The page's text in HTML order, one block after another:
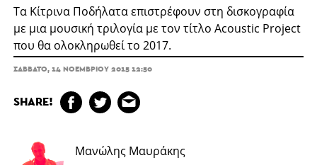
Τα Κίτρινα Ποδήλατα επιστρέφουν στη δισκογραφία
με μια μουσική τριλογία με τον τίτλο Acoustic Project
που θα ολοκληρωθεί το 2017.
ΣΆΒΒΑΤΟ, 14 ΝΟΕΜΒΡΊΟΥ 2015 12:50
SHARE!
Μανώλης Μαυράκης